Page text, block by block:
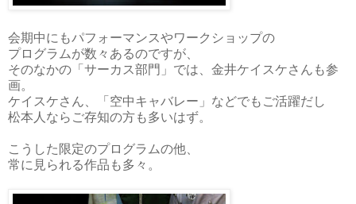
会期中にもパフォーマンスやワークショップの
プログラムが数々あるのですが、
そのなかの「サーカス部門」では、金井ケイスケさんも参
画。
ケイスケさん、「空中キャバレー」などでもご活躍だし
松本人ならご存知の方も多いはず。
こうした限定のプログラムの他、
常に見られる作品も多々。